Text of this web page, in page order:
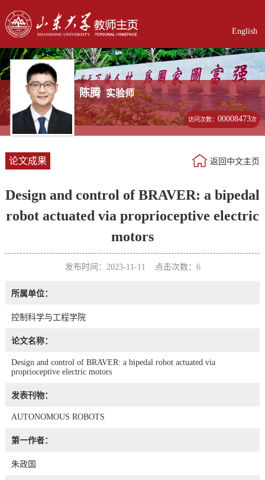
English
陈腾 实验师
访问次数：00008473次
论文成果 返回中文主页
Design and control of BRAVER: a bipedal
robot actuated via proprioceptive electric
motors
发布时间：2023-11-11 点击次数： 6
所属单位：
控制科学与工程学院
论文名称：
Design and control of BRAVER: a bipedal robot actuated via
proprioceptive electric motors
发表刊物：
AUTONOMOUS ROBOTS
第一作者：
朱政国